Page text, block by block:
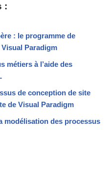
:
: le programme de
Paradigm
métiers à l’aide des
de conception de site
de Visual Paradigm
modélisation des processus